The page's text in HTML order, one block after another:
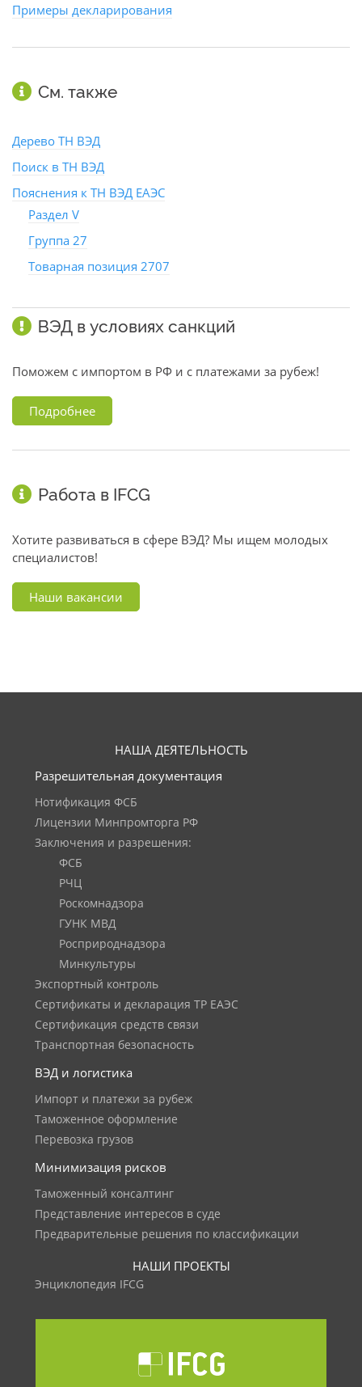
Примеры декларирования
См. также
Дерево ТН ВЭД
Поиск в ТН ВЭД
Пояснения к ТН ВЭД ЕАЭС
Раздел V
Группа 27
Товарная позиция 2707
ВЭД в условиях санкций
Поможем с импортом в РФ и с платежами за рубеж!
Подробнее
Работа в IFCG
Хотите развиваться в сфере ВЭД? Мы ищем молодых
специалистов!
Наши вакансии
НАША ДЕЯТЕЛЬНОСТЬ
Разрешительная документация
Нотификация ФСБ
Лицензии Минпромторга РФ
Заключения и разрешения:
ФСБ
РЧЦ
Роскомнадзора
ГУНК МВД
Росприроднадзора
Минкультуры
Экспортный контроль
Сертификаты и декларация ТР ЕАЭС
Сертификация средств связи
Транспортная безопасность
ВЭД и логистика
Импорт и платежи за рубеж
Таможенное оформление
Перевозка грузов
Минимизация рисков
Таможенный консалтинг
Представление интересов в суде
Предварительные решения по классификации
НАШИ ПРОЕКТЫ
Энциклопедия IFCG